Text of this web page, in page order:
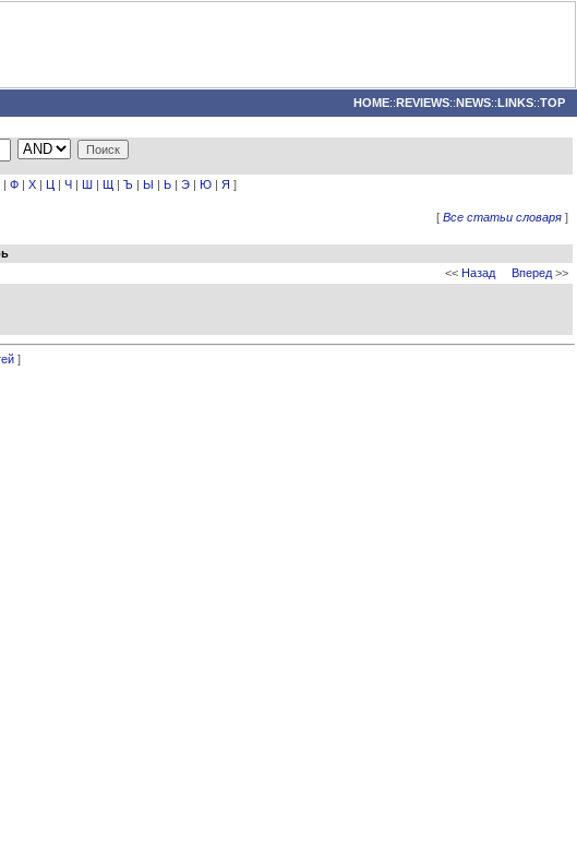
HOME::REVIEWS::NEWS::LINKS::TOP
| Ф| Х| Ц | Ч| Ш| Щ | Ъ | Ы | Ь| Э| Ю| Я ]
[ Все статьи словаря ]
<< Назад Вперед >>
]